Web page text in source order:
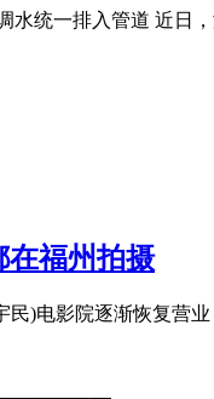
统一排入管道 近日
在福州拍摄
)电影院逐渐恢复营